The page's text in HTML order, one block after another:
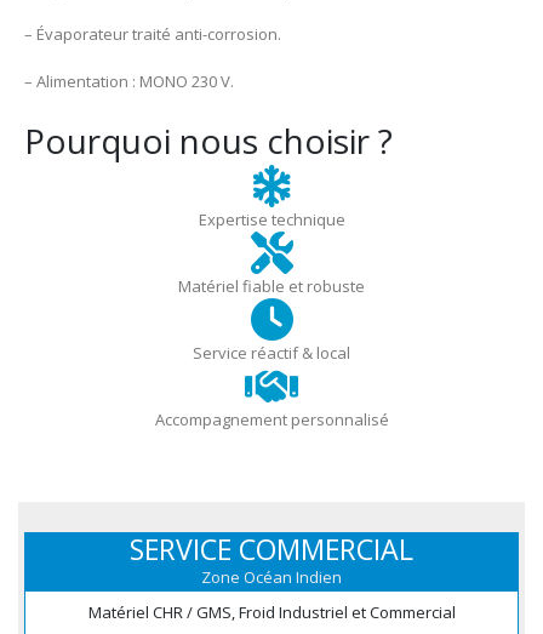
– Évaporateur traité anti-corrosion.
– Alimentation : MONO 230 V.
Pourquoi nous choisir ?
Expertise technique
Matériel fiable et robuste
Service réactif & local
Accompagnement personnalisé
SERVICE COMMERCIAL
Zone Océan Indien
Matériel CHR / GMS, Froid Industriel et Commercial